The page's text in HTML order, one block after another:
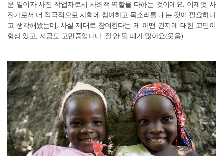
운 일이자 사진 작업자로서 사회적 역할을 다하는 것이에요. 이제껏 사
진가로서 더 적극적으로 사회에 참여하고 목소리를 내는 것이 필요하다
고 생각해왔는데, 사실 제대로 참여한다는 게 어떤 건지에 대한 고민이
항상 있고, 지금도 고민중입니다. 잘 안 될 때가 많아요(웃음).